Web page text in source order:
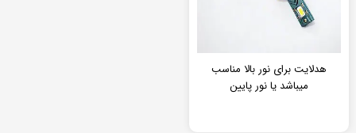
هدلایت برای نور بالا مناسب
میباشد یا نور پایین